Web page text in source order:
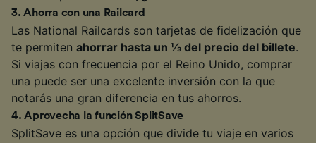
3.Ahorra con una Railcard
Las National Railcards son tarjetas de fidelización que
te permiten ahorrar hasta un ⅓ del precio del billete.
Si viajas con frecuencia por el Reino Unido, comprar
una puede ser una excelente inversión con la que
notarás una gran diferencia en tus ahorros.
4.Aprovecha la función SplitSave
SplitSave es una opción que divide tu viaje en varios